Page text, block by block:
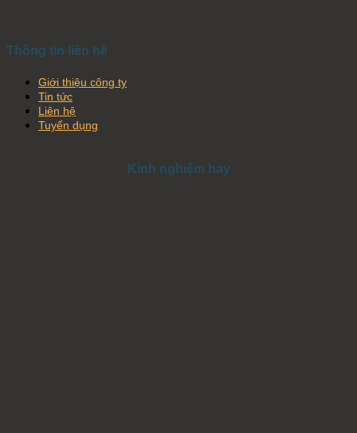
Thông tin liên hệ
Giới thiệu công ty
Tin tức
Liên hệ
Tuyển dụng
Kinh nghiệm hay